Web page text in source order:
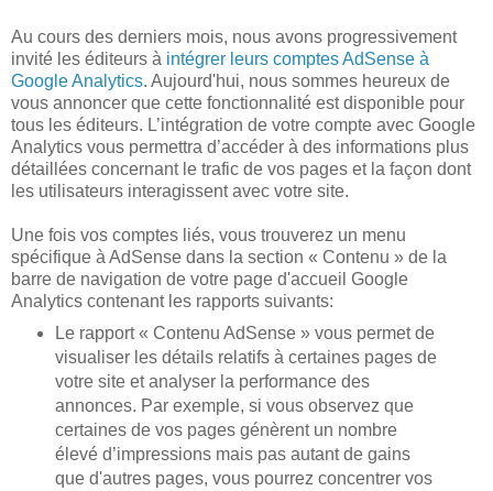
Au cours des derniers mois, nous avons progressivement
invité les éditeurs à intégrer leurs comptes AdSense à
Google Analytics. Aujourd'hui, nous sommes heureux de
vous annoncer que cette fonctionnalité est disponible pour
tous les éditeurs. L’intégration de votre compte avec Google
Analytics vous permettra d’accéder à des informations plus
détaillées concernant le trafic de vos pages et la façon dont
les utilisateurs interagissent avec votre site.
Une fois vos comptes liés, vous trouverez un menu
spécifique à AdSense dans la section « Contenu » de la
barre de navigation de votre page d'accueil Google
Analytics contenant les rapports suivants:
Le rapport « Contenu AdSense » vous permet de
visualiser les détails relatifs à certaines pages de
votre site et analyser la performance des
annonces. Par exemple, si vous observez que
certaines de vos pages génèrent un nombre
élevé d’impressions mais pas autant de gains
que d'autres pages, vous pourrez concentrer vos